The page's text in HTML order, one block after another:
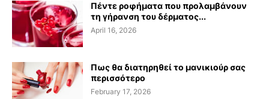
Πέντε ροφήματα που προλαμβάνουν
τη γήρανση του δέρματος...
April 16, 2026
Πως θα διατηρηθεί το μανικιούρ σας
περισσότερο
February 17, 2026